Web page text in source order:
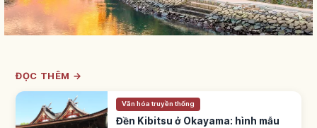
ĐỌC THÊM →
Văn hóa truyền thống
Đền Kibitsu ở Okayama: hình mẫu